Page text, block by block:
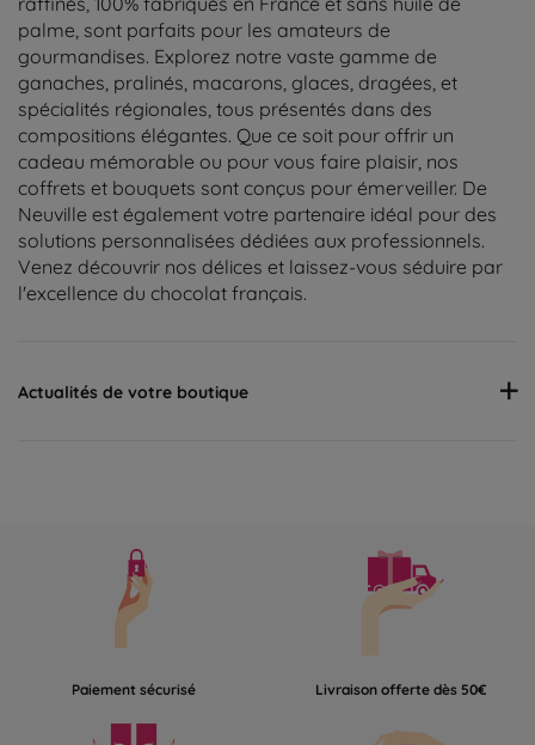
palme, sont parfaits pour les amateurs de
gourmandises. Explorez notre vaste gamme de
ganaches, pralinés, macarons, glaces, dragées, et
spécialités régionales, tous présentés dans des
compositions élégantes. Que ce soit pour offrir un
cadeau mémorable ou pour vous faire plaisir, nos
coffrets et bouquets sont conçus pour émerveiller. De
Neuville est également votre partenaire idéal pour des
solutions personnalisées dédiées aux professionnels.
Venez découvrir nos délices et laissez-vous séduire par
l'excellence du chocolat français.
Actualités de votre boutique
Paiement sécurisé Livraison offerte dès 50€